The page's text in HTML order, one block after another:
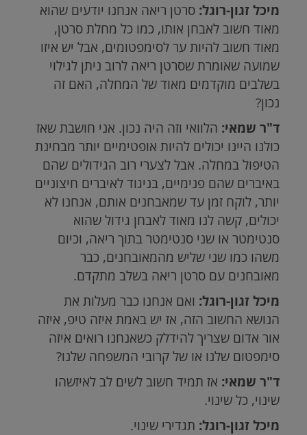
מיכל זגון-רוגל: סרטן ריאה אנחנו יודעים שהוא
מאוד חשוב לאבחן אותו, כמו כל מחלת סרטן,
מאוד חשוב להיות ער לסימפטומים, אבל יש איזו
שמועה שאומרת שסרטן ריאה לרוב ניתן לגילוי
בשלבים מוקדמים מאוד של המחלה, האם זה
נכון?
ד"ר שמאי: הלוואי וזה היה נכון. אני חושבת שאז
כולנו היינו יכולים להיות אופטימיים יותר מבחינת
הטיפול במחלה. אבל לצערי רוב הגידולים שהם
באיברים שהם פנימיים, בניגוד לאיברים חיצוניים
יותר, לוקח זמן עד שמאבחנים אותם, אנחנו לא
יכולים, קשה לנו מאוד לאבחן גידול שהוא
סנטימטר או שני סנטימטר בתוך ריאה, וכיום
משהו כמו שני שליש מהמאובחנים, כבר
מאובחנים עם סרטן ריאה בשלב מתקדם.
מיכל זגון-רוגל: ואם אנחנו כבר מעלות את
הנושא החשוב הזה, אז יש באמת איזה טיפ, איזה
אור אדום שצריך להידלק כשאנחנו רואים איזה
סימפטום שלנו או של קרובי המשפחה שלנו?
ד"ר שמאי: אז תמיד חשוב לשים לב לאיזשהו
שינוי, כל שינוי.
מיכל זגון-רוגל: תגדירי שינוי.